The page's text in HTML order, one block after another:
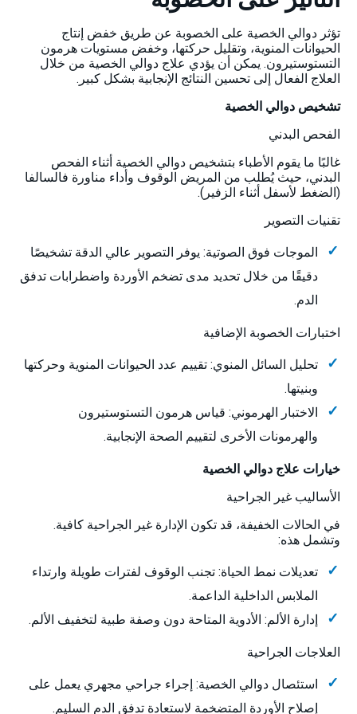
تؤثر دوالي الخصية على الخصوبة عن طريق خفض إنتاج
الحيوانات المنوية، وتقليل حركتها، وخفض مستويات هرمون
التستوستيرون. يمكن أن يؤدي علاج دوالي الخصية من خلال
العلاج الفعال إلى تحسين النتائج الإنجابية بشكل كبير.
تشخيص دوالي الخصية
الفحص البدني
غالبًا ما يقوم الأطباء بتشخيص دوالي الخصية أثناء الفحص
البدني، حيث يُطلب من المريض الوقوف وأداء مناورة فالسالفا
(الضغط لأسفل أثناء الزفير).
تقنيات التصوير
الموجات فوق الصوتية: يوفر التصوير عالي الدقة تشخيصًا
دقيقًا من خلال تحديد مدى تضخم الأوردة واضطرابات تدفق
الدم.
اختبارات الخصوبة الإضافية
تحليل السائل المنوي: تقييم عدد الحيوانات المنوية وحركتها
وبنيتها.
الاختبار الهرموني: قياس هرمون التستوستيرون
والهرمونات الأخرى لتقييم الصحة الإنجابية.
خيارات علاج دوالي الخصية
الأساليب غير الجراحية
في الحالات الخفيفة، قد تكون الإدارة غير الجراحية كافية.
وتشمل هذه:
تعديلات نمط الحياة: تجنب الوقوف لفترات طويلة وارتداء
الملابس الداخلية الداعمة.
إدارة الألم: الأدوية المتاحة دون وصفة طبية لتخفيف الألم.
العلاجات الجراحية
استئصال دوالي الخصية: إجراء جراحي مجهري يعمل على
إصلاح الأوردة المتضخمة لاستعادة تدفق الدم السليم.